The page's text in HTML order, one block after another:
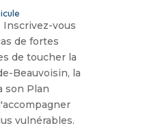
Inscrivez-vous
de fortes
de toucher la
Beauvoisin, la
son Plan
vulnérables.